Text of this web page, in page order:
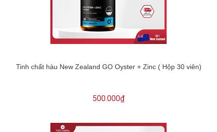
Tinh chất hàu New Zealand GO Oyster + Zinc ( Hộp 30 viên)
500.000₫